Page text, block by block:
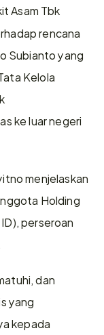
Asam Tbk
rencana
Subianto yang
Kelola
ke luar negeri
menjelaskan
Holding
perseroan
dan
yang
kepada